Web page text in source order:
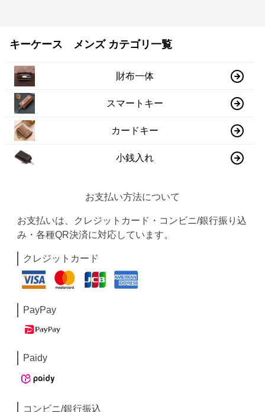
キーケース メンズ カテゴリ一覧
財布一体
スマートキー
カードキー
小銭入れ
お支払い方法について
お支払いは、クレジットカード・コンビニ/銀行振り込
み・各種QR決済に対応しています。
クレジットカード
PayPay
Paidy
コンビニ/銀行振込